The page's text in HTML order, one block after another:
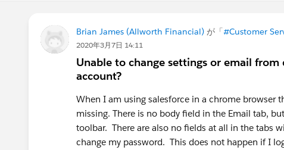
Brian James (Allworth Financial) が「#Customer
2020年3月7日 14:11
Unable to change settings or email
account?
When I am using salesforce in a chrome browser
missing. There is no body field in the Email tab,
toolbar. There are also no fields at all in the tabs
change my password. This does not happen if I